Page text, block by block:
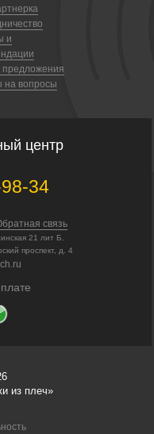
и
предложения
на вопросы
центр
34
связь
21 лит Б.
проспект, д. 4
из плеч»